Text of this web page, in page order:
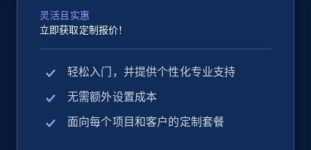
Google Shopping
URL, Product id, Title, Product description,
Rating, Reviews count, Images, Variations, and
more.
灵活且实惠
立即获取定制报价！
轻松入门，并提供个性化专业支持
无需额外设置成本
面向每个项目和客户的定制套餐